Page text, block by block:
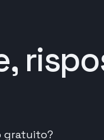
gratuito?